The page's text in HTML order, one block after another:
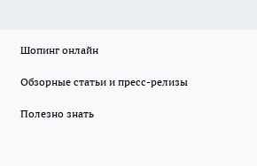
Шопинг онлайн
Обзорные статьи и пресс-релизы
Полезно знать